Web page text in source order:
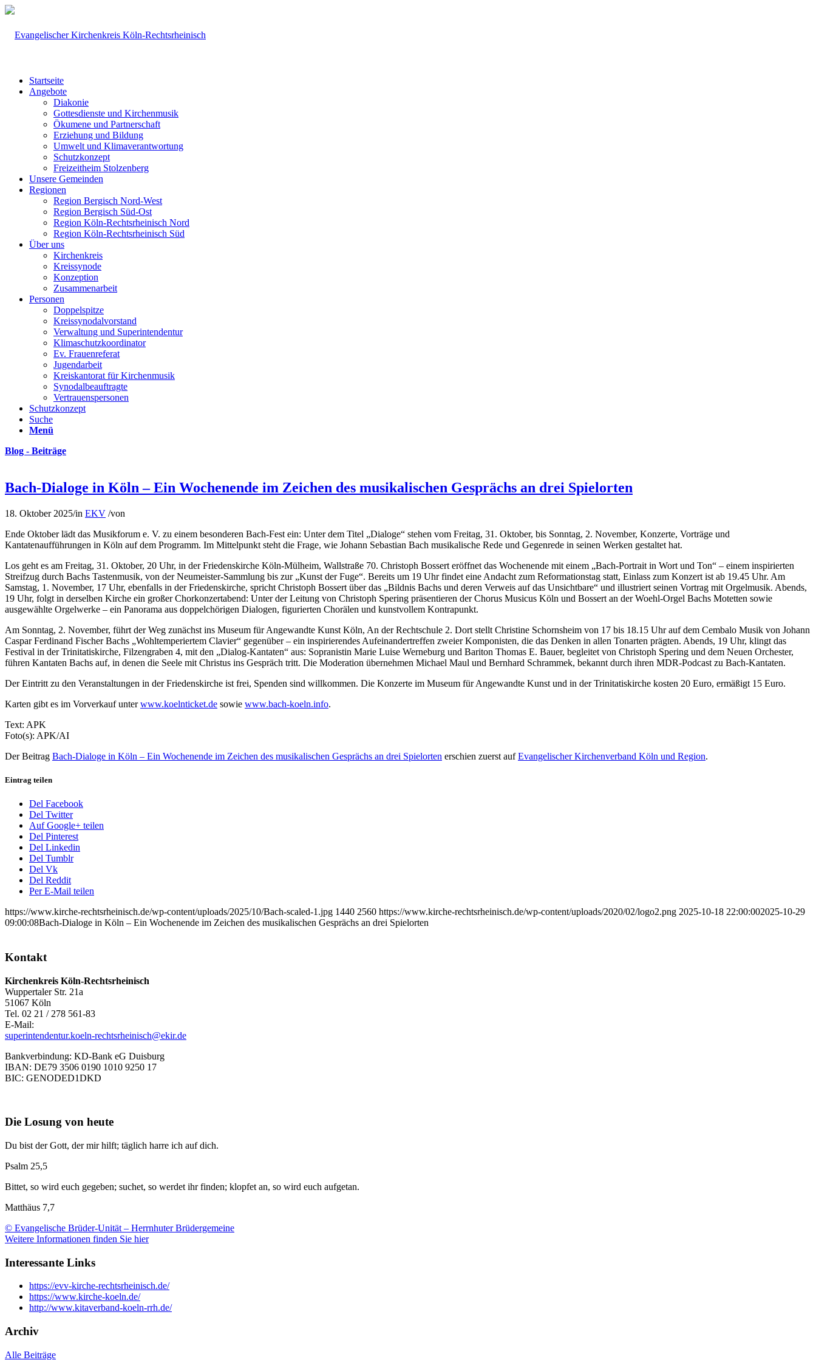
Startseite
Angebote
Diakonie
Gottesdienste und Kirchenmusik
Ökumene und Partnerschaft
Erziehung und Bildung
Umwelt und Klimaverantwortung
Schutzkonzept
Freizeitheim Stolzenberg
Unsere Gemeinden
Regionen
Region Bergisch Nord-West
Region Bergisch Süd-Ost
Region Köln-Rechtsrheinisch Nord
Region Köln-Rechtsrheinisch Süd
Über uns
Kirchenkreis
Kreissynode
Konzeption
Zusammenarbeit
Personen
Doppelspitze
Kreissynodalvorstand
Verwaltung und Superintendentur
Klimaschutzkoordinator
Ev. Frauenreferat
Jugendarbeit
Kreiskantorat für Kirchenmusik
Synodalbeauftragte
Vertrauenspersonen
Schutzkonzept
Suche
Menü
Blog - Beiträge
Bach-Dialoge in Köln – Ein Wochenende im Zeichen des musikalischen Gesprächs an drei Spielorten
18. Oktober 2025/in EKV /von
Ende Oktober lädt das Musikforum e. V. zu einem besonderen Bach-Fest ein: Unter dem Titel „Dialoge“ stehen vom Freitag, 31. Oktober, bis Sonntag, 2. November, Konzerte, Vorträge und
Kantatenaufführungen in Köln auf dem Programm. Im Mittelpunkt steht die Frage, wie Johann Sebastian Bach musikalische Rede und Gegenrede in seinen Werken gestaltet hat.
Los geht es am Freitag, 31. Oktober, 20 Uhr, in der Friedenskirche Köln-Mülheim, Wallstraße 70. Christoph Bossert eröffnet das Wochenende mit einem „Bach-Portrait in Wort und Ton“ – einem inspirierten
Streifzug durch Bachs Tastenmusik, von der Neumeister-Sammlung bis zur „Kunst der Fuge“. Bereits um 19 Uhr findet eine Andacht zum Reformationstag statt, Einlass zum Konzert ist ab 19.45 Uhr. Am
Samstag, 1. November, 17 Uhr, ebenfalls in der Friedenskirche, spricht Christoph Bossert über das „Bildnis Bachs und deren Verweis auf das Unsichtbare“ und illustriert seinen Vortrag mit Orgelmusik. Abends,
19 Uhr, folgt in derselben Kirche ein großer Chorkonzertabend: Unter der Leitung von Christoph Spering präsentieren der Chorus Musicus Köln und Bossert an der Woehl-Orgel Bachs Motetten sowie
ausgewählte Orgelwerke – ein Panorama aus doppelchörigen Dialogen, figurierten Chorälen und kunstvollem Kontrapunkt.
Am Sonntag, 2. November, führt der Weg zunächst ins Museum für Angewandte Kunst Köln, An der Rechtschule 2. Dort stellt Christine Schornsheim von 17 bis 18.15 Uhr auf dem Cembalo Musik von Johann
Caspar Ferdinand Fischer Bachs „Wohltemperiertem Clavier“ gegenüber – ein inspirierendes Aufeinandertreffen zweier Komponisten, die das Denken in allen Tonarten prägten. Abends, 19 Uhr, klingt das
Festival in der Trinitatiskirche, Filzengraben 4, mit den „Dialog-Kantaten“ aus: Sopranistin Marie Luise Werneburg und Bariton Thomas E. Bauer, begleitet von Christoph Spering und dem Neuen Orchester,
führen Kantaten Bachs auf, in denen die Seele mit Christus ins Gespräch tritt. Die Moderation übernehmen Michael Maul und Bernhard Schrammek, bekannt durch ihren MDR-Podcast zu Bach-Kantaten.
Der Eintritt zu den Veranstaltungen in der Friedenskirche ist frei, Spenden sind willkommen. Die Konzerte im Museum für Angewandte Kunst und in der Trinitatiskirche kosten 20 Euro, ermäßigt 15 Euro.
Karten gibt es im Vorverkauf unterwww.koelnticket.de sowie www.bach-koeln.info.
Text: APK
Foto(s): APK/AI
Der Beitrag Bach-Dialoge in Köln – Ein Wochenende im Zeichen des musikalischen Gesprächs an drei Spielorten erschien zuerst aufEvangelischer Kirchenverband Köln und Region.
Eintrag teilen
Del Facebook
Del Twitter
Auf Google+ teilen
Del Pinterest
Del Linkedin
Del Tumblr
Del Vk
Del Reddit
Per E-Mail teilen
https://www.kirche-rechtsrheinisch.de/wp-content/uploads/2025/10/Bach-scaled-1.jpg 1440 2560 https://www.kirche-rechtsrheinisch.de/wp-content/uploads/2020/02/logo2.png 2025-10-18 22:00:002025-10-29
09:00:08Bach-Dialoge in Köln – Ein Wochenende im Zeichen des musikalischen Gesprächs an drei Spielorten
Kontakt
Kirchenkreis Köln-Rechtsrheinisch
Wuppertaler Str. 21a
51067 Köln
Tel. 02 21 / 278 561-83
E-Mail:
superintendentur.koeln-rechtsrheinisch@ekir.de
Bankverbindung: KD-Bank eG Duisburg
IBAN: DE79 3506 0190 1010 9250 17
BIC: GENODED1DKD
Die Losung von heute
Du bist der Gott, der mir hilft; täglich harre ich auf dich.
Psalm 25,5
Bittet, so wird euch gegeben; suchet, so werdet ihr finden; klopfet an, so wird euch aufgetan.
Matthäus 7,7
© Evangelische Brüder-Unität – Herrnhuter Brüdergemeine
Weitere Informationen finden Sie hier
Interessante Links
https://evv-kirche-rechtsrheinisch.de/
https://www.kirche-koeln.de/
http://www.kitaverband-koeln-rrh.de/
Archiv
Alle Beiträge